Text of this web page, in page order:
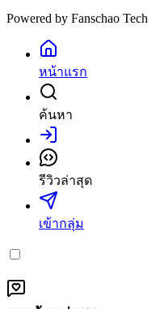
Powered by Fanschao Tech
หน้าแรก
ค้นหา
เข้าสู่ระบบ
รีวิวล่าสุด
เข้ากลุ่ม